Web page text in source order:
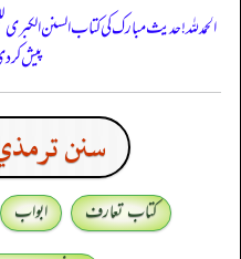
الحمدللہ! حدیث مبارک کی کتاب السنن
پیش کر
سنن
کتاب تعارف ابواب